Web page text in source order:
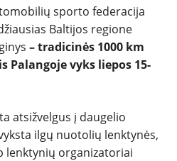
sporto federacija
Baltijos regione
– tradicinės 1000 km
Palangoje vyks liepos 15-
atsižvelgus į daugelio
ilgų nuotolių lenktynės,
lenktynių organizatoriai